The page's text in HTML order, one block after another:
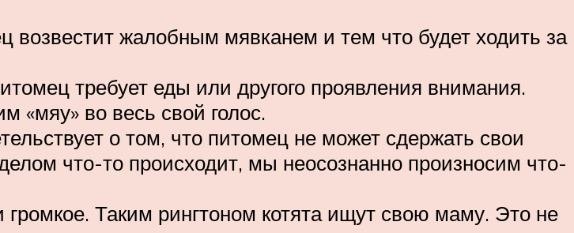
возвестит жалобным мявканем и тем что будет ходить за
требует еды или другого проявления внимания.
«мяу» во весь свой голос.
о том, что питомец не может сдержать свои
что-то происходит, мы неосознанно произносим что-
Таким рингтоном котята ищут свою маму. Это не